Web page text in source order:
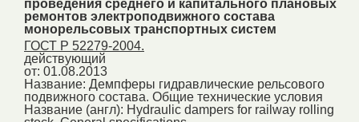
проведения среднего и капитального плановых
ремонтов электроподвижного состава
монорельсовых транспортных систем
ГОСТ Р 52279-2004.
действующий
от: 01.08.2013
Название: Демпферы гидравлические рельсового
подвижного состава. Общие технические условия
Название (англ): Hydraulic dampers for railway rolling